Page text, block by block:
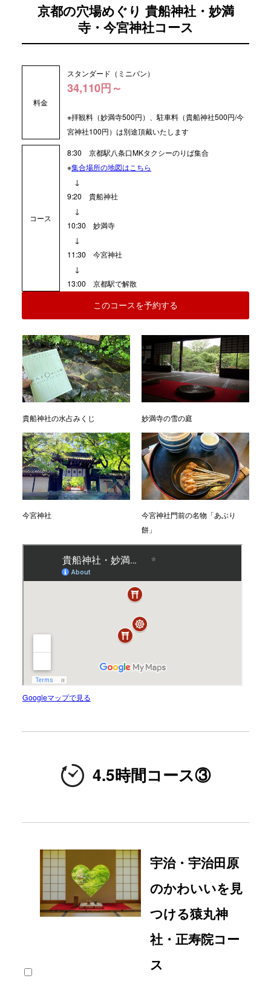
京都の穴場めぐり 貴船神社・妙満
寺・今宮神社コース
料金
スタンダード（ミニバン）
34,110円～
※拝観料（妙満寺500円）、駐車料（貴船神社500円/今
宮神社100円）は別途頂戴いたします
コース
8:30京都駅八条口MKタクシーのりば集合
※集合場所の地図はこちら
↓
9:20 貴船神社
↓
10:30 妙満寺
↓
11:30 今宮神社
↓
13:00 京都駅で解散
このコースを予約する
貴船神社の水占みくじ 妙満寺の雪の庭
今宮神社
今宮神社門前の名物「あぶり
餅」
Googleマップで見る
4.5時間コース③
宇治・宇治田原
のかわいいを見
つける猿丸神
社・正寿院コー
ス